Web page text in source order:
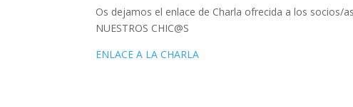
Os dejamos el enlace de Charla ofrecida a los socios/
NUESTROS CHIC@S
ENLACE A LA CHARLA